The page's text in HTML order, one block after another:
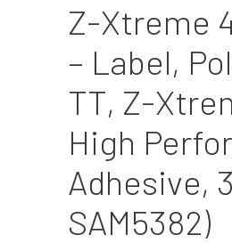
Z-Xtreme
– Label,
TT, Z-
High
Adhesive,
SAM5382)